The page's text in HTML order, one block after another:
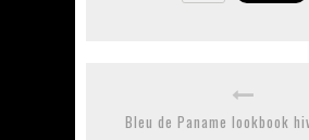
Bleu de Paname lookbook